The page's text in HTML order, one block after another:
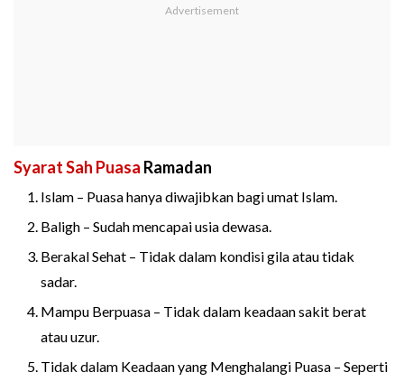
Syarat Sah Puasa Ramadan
Islam – Puasa hanya diwajibkan bagi umat Islam.
Baligh – Sudah mencapai usia dewasa.
Berakal Sehat – Tidak dalam kondisi gila atau tidak
sadar.
Mampu Berpuasa – Tidak dalam keadaan sakit berat
atau uzur.
Tidak dalam Keadaan yang Menghalangi Puasa – Seperti